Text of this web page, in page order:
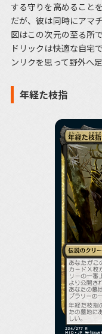
する守りを高めること
だが、彼は同時にアマ
図はこの次元の至る所
ドリックは快適な自宅
ンリクを思って野外へ
年経た枝指